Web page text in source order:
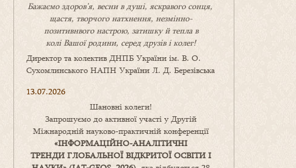
Бажаємо здоров’я, весни в душі, яскравого сонця,
щастя, творчого натхнення, незмінно-
позитивнвого настрою, затишкуйтепла в
коліВашоїродини, серед друзів і колег!
Директор та колектив ДНПБ України ім. В. О.
Сухомлинського НАПН України Л. Д. Березівська
13.07.2026
Шановні колеги!
Запрошуємо до активної участі у Другій
Міжнародній науково-практичній конференції
«ІНФОРМАЦІЙНО-АНАЛІТИЧНІ
ТРЕНДИ ГЛОБАЛЬНОЇ ВІДКРИТОЇ ОСВІТИ І